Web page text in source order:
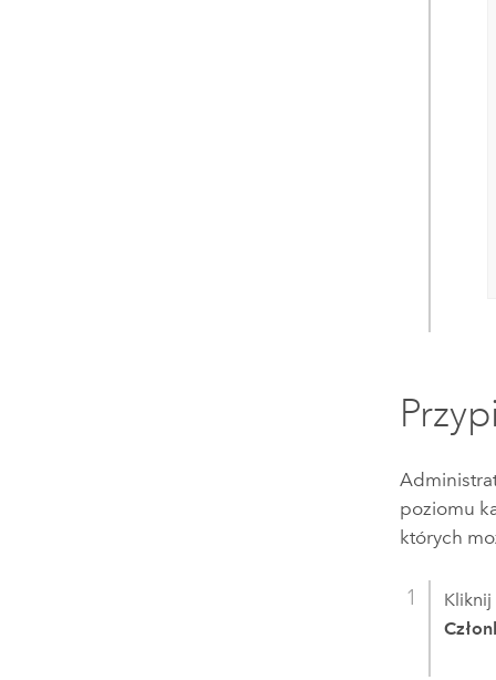
poziomu
których